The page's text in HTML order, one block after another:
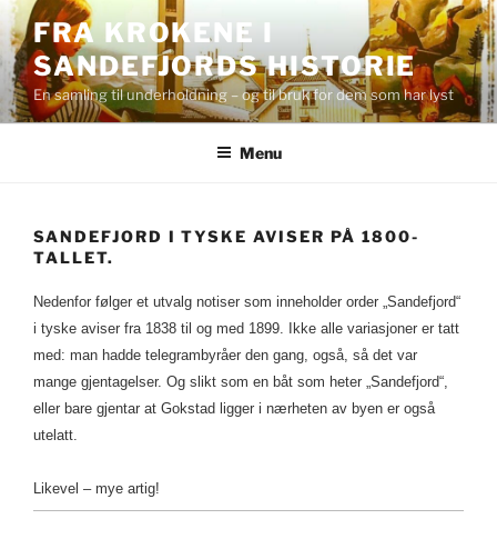
Skip
to
content
FRA KROKENE I
SANDEFJORDS HISTORIE
En samling til underholdning – og til bruk for dem som har lyst
Menu
SANDEFJORD I TYSKE AVISER PÅ 1800-
TALLET.
Nedenfor følger et utvalg notiser som inneholder order „Sandefjord“
i tyske aviser fra 1838 til og med 1899. Ikke alle variasjoner er tatt
med: man hadde telegrambyråer den gang, også, så det var
mange gjentagelser. Og slikt som en båt som heter „Sandefjord“,
eller bare gjentar at Gokstad ligger i nærheten av byen er også
utelatt.
Likevel – mye artig!